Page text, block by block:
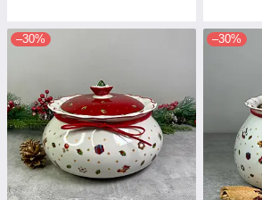
–30% –30%